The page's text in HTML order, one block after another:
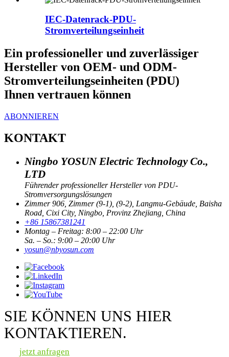
IEC-Datenrack-PDU-
Stromverteilungseinheit
Ein professioneller und zuverlässiger
Hersteller von OEM- und ODM-
Stromverteilungseinheiten (PDU)
Ihnen vertrauen können
ABONNIEREN
KONTAKT
Ningbo YOSUN Electric Technology Co.,
LTD
Führender professioneller Hersteller von PDU-
Stromversorgungslösungen
Zimmer 906, Zimmer (9-1), (9-2), Langmu-Gebäude, Baisha
Road, Cixi City, Ningbo, Provinz Zhejiang, China
+86 15867381241
Montag – Freitag: 8:00 – 22:00 Uhr
Sa. – So.: 9:00 – 20:00 Uhr
yosun@nbyosun.com
SIE KÖNNEN UNS HIER
KONTAKTIEREN.
jetzt anfragen